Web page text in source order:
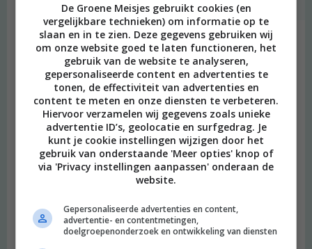
Nele schreef:
2016 OM
Mijn pinterest draait overuren :-)! Nu nog tijd vinden om al dat
lekkers klaar te maken ;-).
Beantwoorden
gerhilde maakt schreef:
2016 OM
geraakt. :-)
Beantwoorden
De Groene Meisjes gebruikt cookies (en
vergelijkbare technieken) om informatie op te
slaan en in te zien. Deze gegevens gebruiken wij
om onze website goed te laten functioneren, het
gebruik van de website te analyseren,
gepersonaliseerde content en advertenties te
tonen, de effectiviteit van advertenties en
content te meten en onze diensten te verbeteren.
Hiervoor verzamelen wij gegevens zoals unieke
advertentie ID’s, geolocatie en surfgedrag. Je
kunt je cookie instellingen wijzigen door het
gebruik van onderstaande 'Meer opties' knop of
via 'Privacy instellingen aanpassen' onderaan de
website.
Gepersonaliseerde advertenties en content,
advertentie- en contentmetingen,
doelgroepenonderzoek en ontwikkeling van diensten